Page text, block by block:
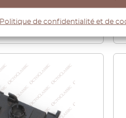
Politique de confidentialité et de